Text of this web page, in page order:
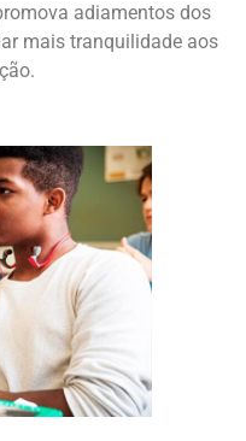
adiamentos dos
mais tranquilidade aos